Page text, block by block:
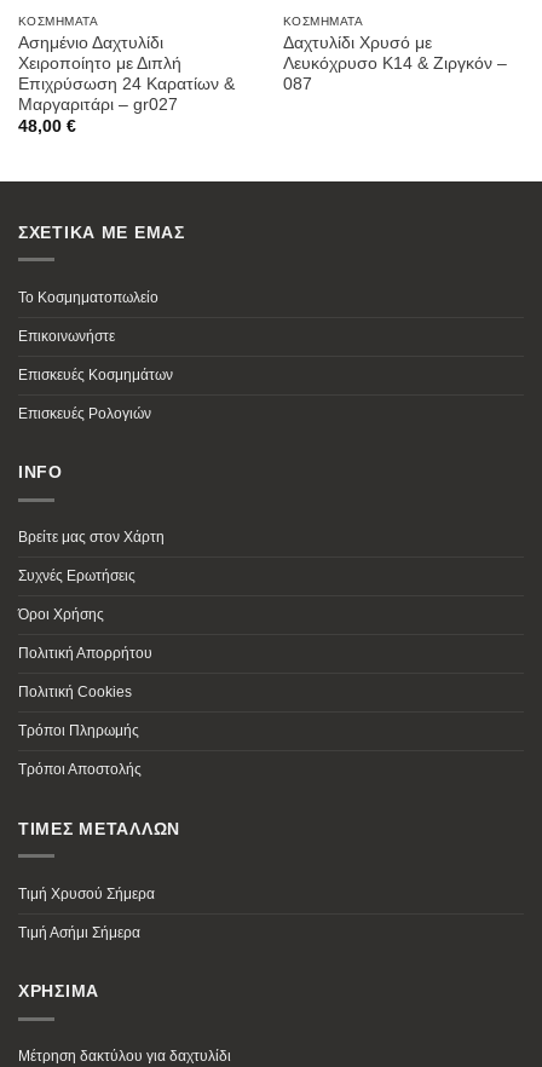
ΚΟΣΜΉΜΑΤΑ
Ασημένιο Δαχτυλίδι
Χειροποίητο με Διπλή
Επιχρύσωση 24 Καρατίων &
Μαργαριτάρι – gr027
48,00 €
ΚΟΣΜΉΜΑΤΑ
Δαχτυλίδι Χρυσό με
Λευκόχρυσο Κ14 & Ζιργκόν –
087
ΣΧΕΤΙΚΑ ΜΕ ΕΜΑΣ
Το Κοσμηματοπωλείο
Επικοινωνήστε
Επισκευές Κοσμημάτων
Επισκευές Ρολογιών
INFO
Βρείτε μας στον Χάρτη
Συχνές Ερωτήσεις
Όροι Χρήσης
Πολιτική Απορρήτου
Πολιτική Cookies
Τρόποι Πληρωμής
Τρόποι Αποστολής
ΤΙΜΕΣ ΜΕΤΑΛΛΩΝ
Τιμή Χρυσού Σήμερα
Τιμή Ασήμι Σήμερα
ΧΡΗΣΙΜΑ
Μέτρηση δακτύλου για δαχτυλίδι